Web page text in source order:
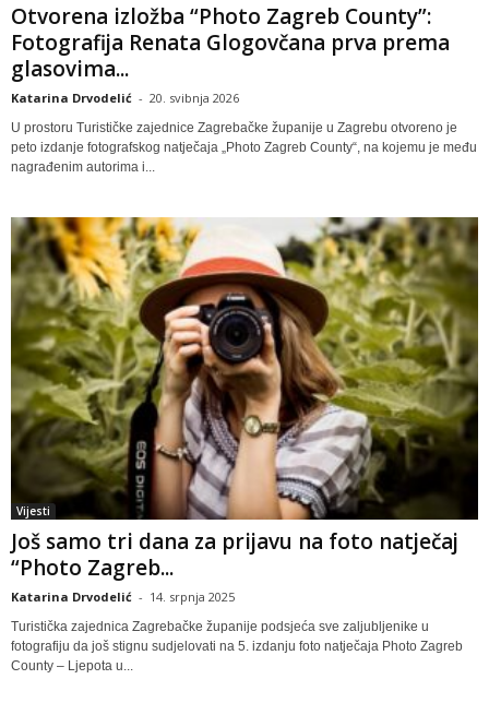
Otvorena izložba “Photo Zagreb County”:
Fotografija Renata Glogovčana prva prema
glasovima...
Katarina Drvodelić - 20. svibnja 2026
U prostoru Turističke zajednice Zagrebačke županije u Zagrebu otvoreno je
peto izdanje fotografskog natječaja „Photo Zagreb County“, na kojemu je među
nagrađenim autorima i...
Vijesti
Još samo tri dana za prijavu na foto natječaj
“Photo Zagreb...
Katarina Drvodelić - 14. srpnja 2025
Turistička zajednica Zagrebačke županije podsjeća sve zaljubljenike u
fotografiju da još stignu sudjelovati na 5. izdanju foto natječaja Photo Zagreb
County – Ljepota u...